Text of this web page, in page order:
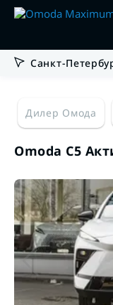
Санкт-
Дилер Омода
Omoda C5